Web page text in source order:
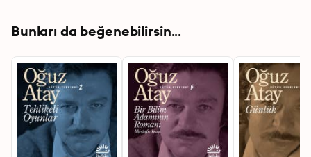
Bunları da beğenebilirsin...